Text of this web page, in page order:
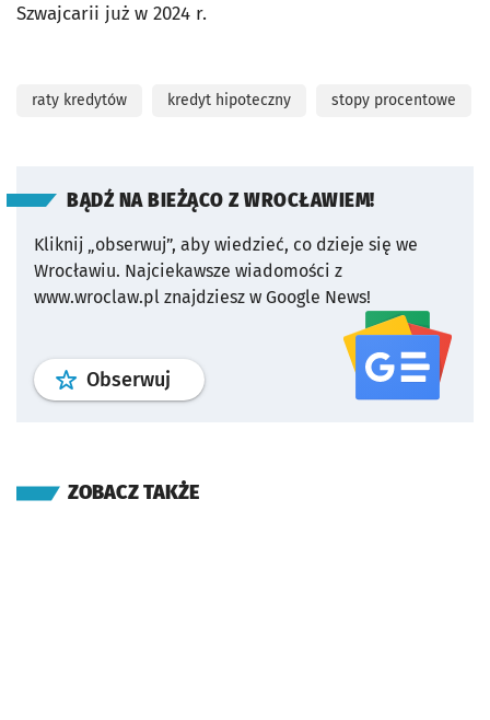
Szwajcarii już w 2024 r.
raty kredytów kredyt hipoteczny stopy procentowe
BĄDŹ NA BIEŻĄCO Z WROCŁAWIEM!
Kliknij „obserwuj”, aby wiedzieć, co dzieje się we
Wrocławiu. Najciekawsze wiadomości z
www.wroclaw.pl znajdziesz w Google News!
Obserwuj profil serwisu
ZOBACZ TAKŻE